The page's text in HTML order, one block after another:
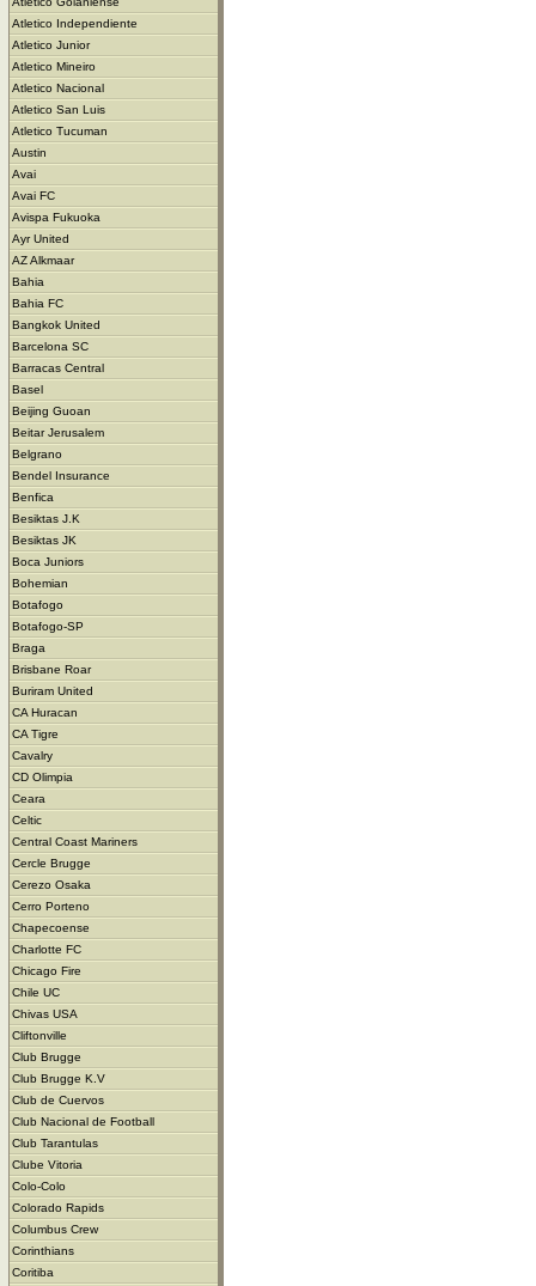
Atletico Independiente
Atletico Junior
Atletico Mineiro
Atletico Nacional
Atletico San Luis
Atletico Tucuman
Austin
Avai
Avai FC
Avispa Fukuoka
Ayr United
AZ Alkmaar
Bahia
Bahia FC
Bangkok United
Barcelona SC
Barracas Central
Basel
Beijing Guoan
Beitar Jerusalem
Belgrano
Bendel Insurance
Benfica
Besiktas J.K
Besiktas JK
Boca Juniors
Bohemian
Botafogo
Botafogo-SP
Braga
Brisbane Roar
Buriram United
CA Huracan
CA Tigre
Cavalry
CD Olimpia
Ceara
Celtic
Central Coast Mariners
Cercle Brugge
Cerezo Osaka
Cerro Porteno
Chapecoense
Charlotte FC
Chicago Fire
Chile UC
Chivas USA
Cliftonville
Club Brugge
Club Brugge K.V
Club de Cuervos
Club Nacional de Football
Club Tarantulas
Clube Vitoria
Colo-Colo
Colorado Rapids
Columbus Crew
Corinthians
Coritiba